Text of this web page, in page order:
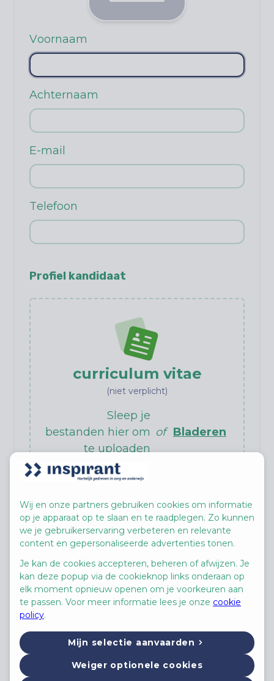
Voornaam
Achternaam
E-mail
Telefoon
Profiel kandidaat
curriculum vitae
(niet verplicht)
Sleep je
bestanden hier om
te uploaden
of Bladeren
Motivatiebrief
(niet verplicht)
Sleep je
bestanden hier om of Bladeren
Wij en onze partners gebruiken cookies om informatie
op je apparaat op te slaan en te raadplegen. Zo kunnen
we je gebruikerservaring verbeteren en relevante
content en gepersonaliseerde advertenties tonen.
Je kan de cookies accepteren, beheren of afwijzen. Je
kan deze popup via de cookieknop links onderaan op
elk moment opnieuw openen om je voorkeuren aan
te passen. Voor meer informatie lees je onze cookie
policy.
Mijn selectie aanvaarden
Weiger optionele cookies